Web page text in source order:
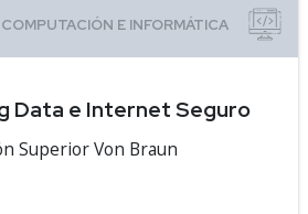
Data e Internet Seguro
Superior Von Braun